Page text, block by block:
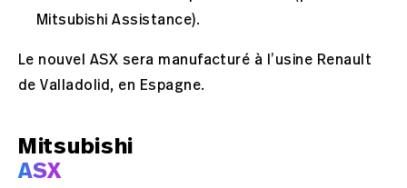
Mitsubishi Assistance).
Le nouvel ASX sera manufacturé à l’usine Renault
de Valladolid, en Espagne.
Mitsubishi
ASX